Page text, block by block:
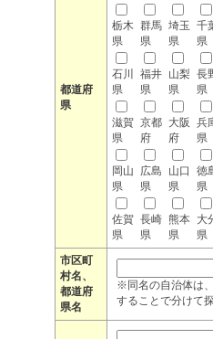
都道府
県
栃木
県
群馬
県
埼玉
県
千
県
石川
県
福井
県
山梨
県
長
県
滋賀
県
京都
府
大阪
府
兵
県
岡山
県
広島
県
山口
県
徳
県
佐賀
県
長崎
県
熊本
県
大
県
市区町
村名、
都道府
県名
※同名の自治体は
することで分けて